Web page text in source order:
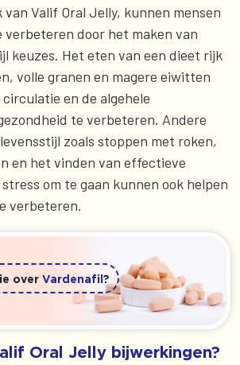
Valif Oral Jelly, kunnen mensen
door het maken van
keuzes. Het eten van een dieet rijk
volle granen en magere eiwitten
en de algehele
te verbeteren. Andere
zoals stoppen met roken,
en het vinden van effectieve
om te gaan kunnen ook helpen
verbeteren.
over Vardenafil ?
Oral Jelly bijwerkingen?